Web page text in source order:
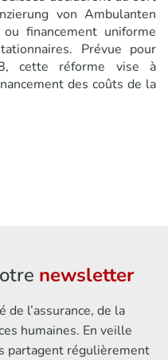
von Ambulanten
financement uniforme
Prévue pour
cette réforme vise à
des coûts de la
newsletter
de l’assurance, de la
humaines. En veille
partagent régulièrement